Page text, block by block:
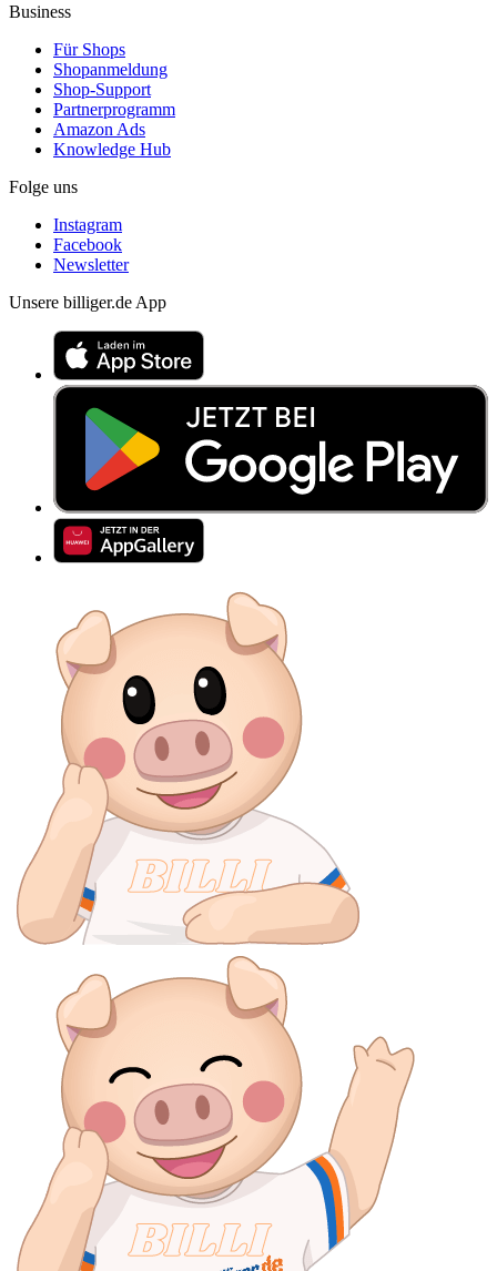
Business
Für Shops
Shopanmeldung
Shop-Support
Partnerprogramm
Amazon Ads
Knowledge Hub
Folge uns
Instagram
Facebook
Newsletter
Unsere billiger.de App